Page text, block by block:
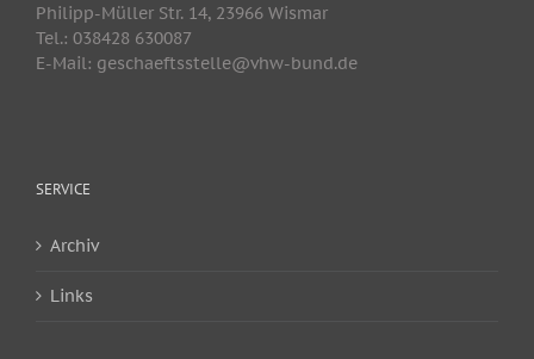
Philipp-Müller Str. 14, 23966 Wismar
Tel.: 038428 630087
E-Mail: geschaeftsstelle@vhw-bund.de
SERVICE
Archiv
Links